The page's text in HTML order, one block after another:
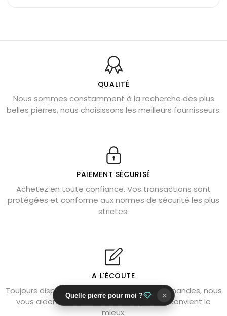
Bienfaits de la sélénite – pierre des anges
L’améthyste est-elle faite pour moi ?
Chrysocolle : pierre apaisante
Obsidienne dorée : vertus et signification
Véritable citrine naturelle non chauffée
Où placer la citrine dans la maison
Cornaline : propriétés magiques
Capricorne : quelles pierres choisir
Shungite : purification et protection
Bagues en labradorite argent 925
Tourmaline noire : danger et vertus
Lapis lazuli : propriétés et précautions
QUALITÉ
Nous sommes constamment à la recherche des plus
belles pierres, nous choisissons les meilleurs fournisseurs.
PAIEMENT SÉCURISÉ
Achetez en toute confiance. Vos transactions sont
protégées et conforme aux normes de sécurité les plus
strictes.
A L'ÉCOUTE
Toujours disponible pour répondre à vos demandes, nous
vous aiderons à trouver l'article qui vous convient le
mieux.
Quelle pierre pour moi ? ×